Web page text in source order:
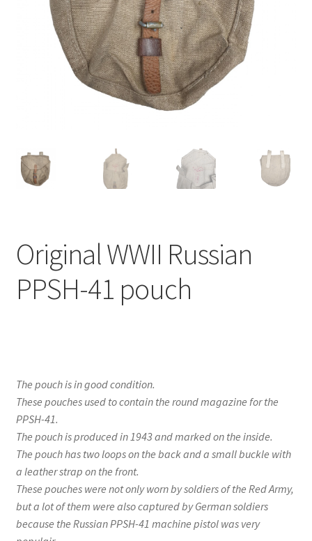
Original WWII Russian
PPSH-41 pouch
The pouch is in good condition.
These pouches used to contain the round magazine for the
PPSH-41.
The pouch is produced in 1943 and marked on the inside.
The pouch has two loops on the back and a small buckle with
a leather strap on the front.
These pouches were not only worn by soldiers of the Red Army,
but a lot of them were also captured by German soldiers
because the Russian PPSH-41 machine pistol was very